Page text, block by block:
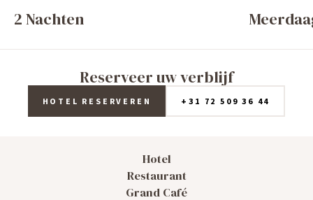
2 Nachten
Reserveer uw verblijf
+31 72 509 36 44
HOTEL RESERVEREN
Hotel
Restaurant
Grand Café